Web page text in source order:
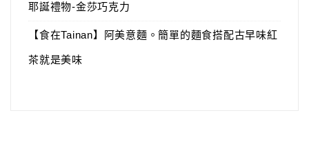
耶誕禮物-金莎巧克力
【食在Tainan】阿美意麵。簡單的麵食搭配古早味紅
茶就是美味